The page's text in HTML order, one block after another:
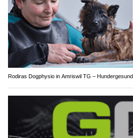
Rodiras Dogphysio in Amriswil TG –